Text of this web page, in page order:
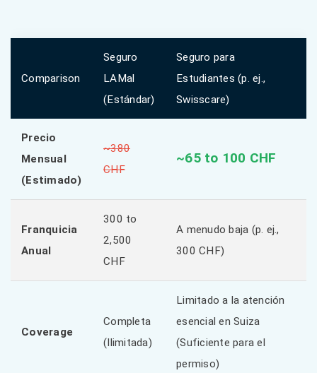
Comparison
Seguro
LAMal
(Estándar)
Seguro para
Estudiantes (p. ej.,
Swisscare)
Precio
Mensual
(Estimado)
~380
CHF
~65 to 100 CHF
Franquicia
Anual
300 to
2,500
CHF
A menudo baja (p. ej.,
300 CHF)
Coverage
Completa
(Ilimitada)
Limitado a la atención
esencial en Suiza
(Suficiente para el
permiso)